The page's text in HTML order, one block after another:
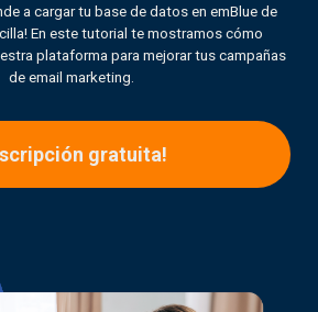
a cargar tu base de datos en emBlue de
En este tutorial te mostramos cómo
plataforma para mejorar tus campañas
de email marketing.
gratuita!